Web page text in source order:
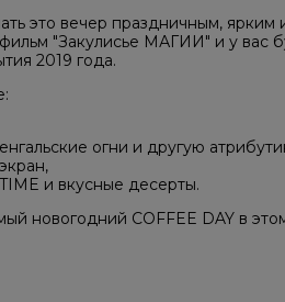
это вечер праздничным,
"Закулисье МАГИИ" и у вас
2019 года.
огни и другую
и вкусные десерты.
новогодний COFFEE DAY в